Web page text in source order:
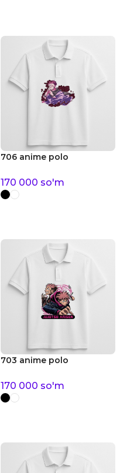
706 anime polo
170 000 so'm
703 anime polo
170 000 so'm